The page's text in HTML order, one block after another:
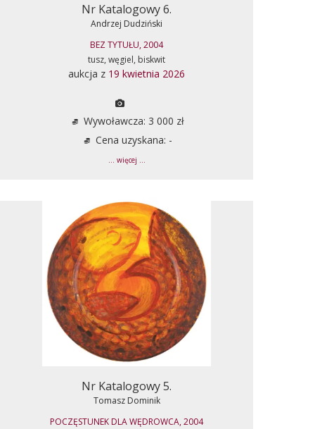
Nr Katalogowy 6.
Andrzej Dudziński
BEZ TYTUŁU, 2004
tusz, węgiel, biskwit
aukcja z 19 kwietnia 2026
Wywoławcza: 3 000 zł
Cena uzyskana: -
... więcej ...
Nr Katalogowy 5.
Tomasz Dominik
POCZĘSTUNEK DLA WĘDROWCA, 2004